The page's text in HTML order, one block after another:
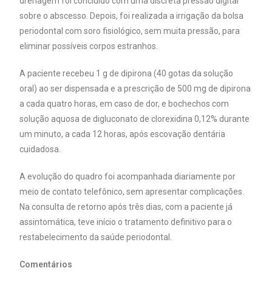
sobre o abscesso. Depois, foi realizada a irrigação da bolsa
periodontal com soro fisiológico, sem muita pressão, para
eliminar possíveis corpos estranhos.
A paciente recebeu 1 g de dipirona (40 gotas da solução
oral) ao ser dispensada e a prescrição de 500 mg de dipirona
a cada quatro horas, em caso de dor, e bochechos com
solução aquosa de digluconato de clorexidina 0,12% durante
um minuto, a cada 12 horas, após escovação dentária
cuidadosa.
A evolução do quadro foi acompanhada diariamente por
meio de contato telefônico, sem apresentar complicações.
Na consulta de retorno após três dias, com a paciente já
assintomática, teve início o tratamento definitivo para o
restabelecimento da saúde periodontal.
Comentários